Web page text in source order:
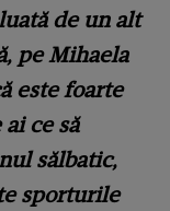
de un alt
pe Mihaela
este foarte
ce să
sălbatic,
sporturile